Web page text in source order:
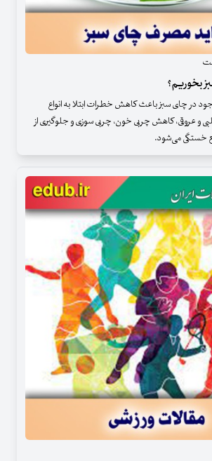
بخوریم؟
در چای سبز باعث کاهش خطرات ابتلا به انواع
و عروقی، کاهش چربی خون، چربی سوزی و جلوگیری از
خستگی می‌شود.